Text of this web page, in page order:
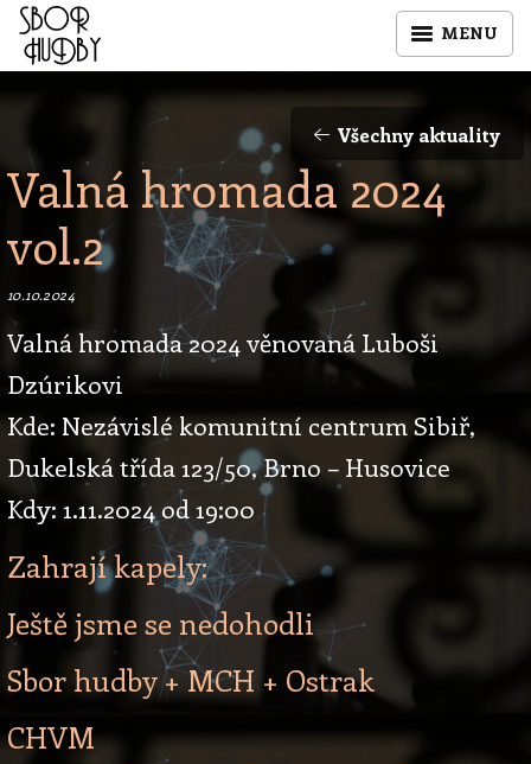
MENU
Všechny aktuality
Valná hromada 2024
vol.2
10.10.2024
Valná hromada 2024 věnovaná Luboši
Dzúrikovi
Kde: Nezávislé komunitní centrum Sibiř,
Dukelská třída 123/50, Brno – Husovice
Kdy: 1.11.2024 od 19:00
Zahrají kapely:
Ještě jsme se nedohodli
Sbor hudby + MCH + Ostrak
CHVM